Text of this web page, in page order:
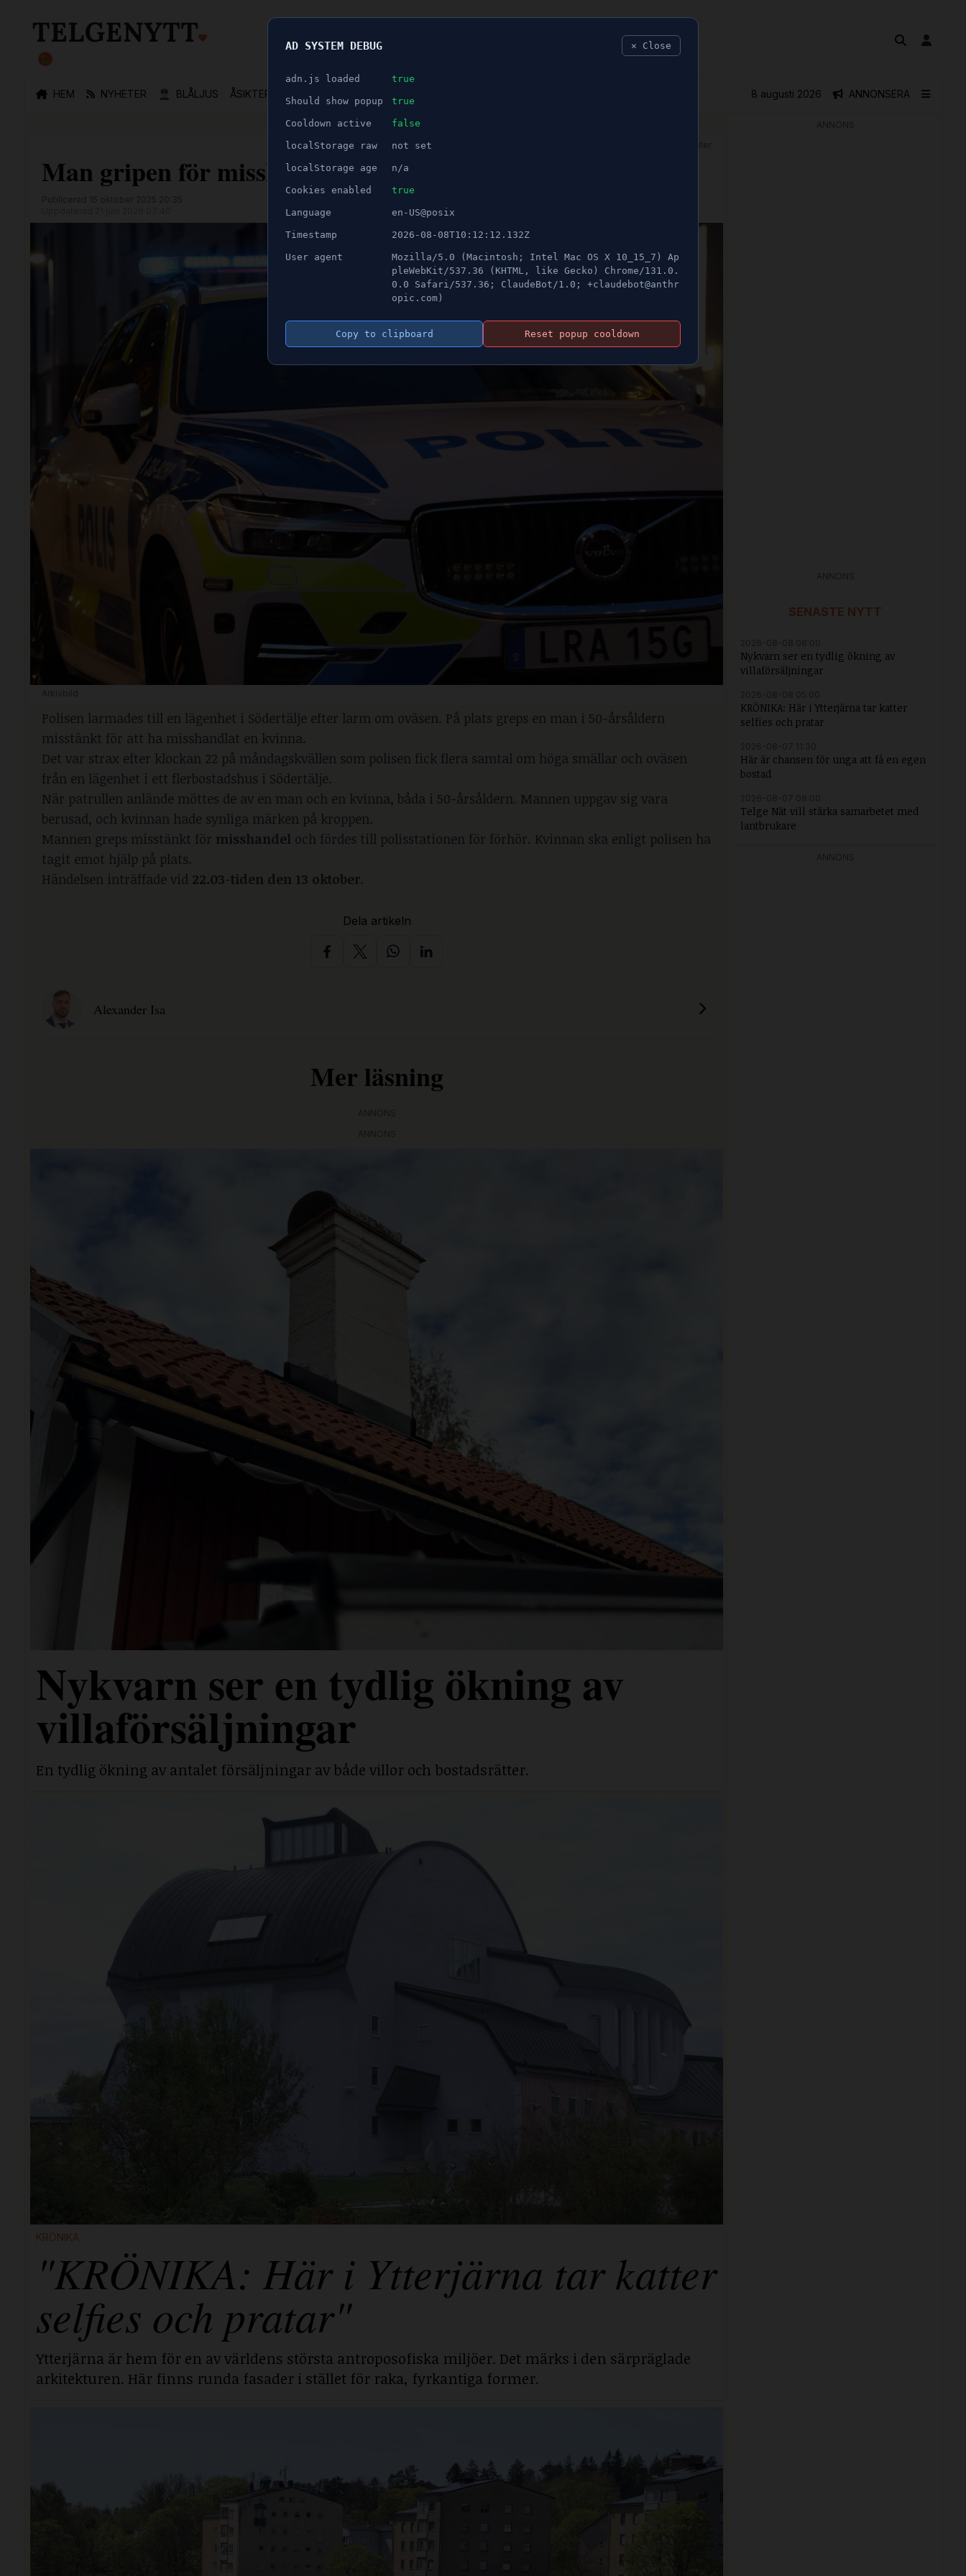
HEM NYHETER 👮🏻‍♂️ BLÅLJUS ÅSIKTER SPORT NÖJE ANNONSERA
8 augusti 2026
ANNONS
Man gripen för misshandel i Södertälje
Polisen larmades till en lägenhet i Södertälje efter larm om oväsen. På plats greps en man i 50-årsåldern
misstänkt för att ha misshandlat en kvinna.
Det var strax efter klockan 22 på måndagskvällen som polisen fick flera samtal om höga smällar och oväsen
från en lägenhet i ett flerbostadshus i Södertälje.
När patrullen anlände möttes de av en man och en kvinna, båda i 50-årsåldern. Mannen uppgav sig vara
berusad, och kvinnan hade synliga märken på kroppen.
Mannen greps misstänkt för misshandel och fördes till polisstationen för förhör. Kvinnan ska enligt polisen ha
tagit emot hjälp på plats.
Händelsen inträffade vid 22.03-tiden den 13 oktober.
Dela artikeln
Alexander Isa
Mer läsning
Nykvarn ser en tydlig ökning av
villaförsäljningar
En tydlig ökning av antalet försäljningar av både villor och bostadsrätter.
KRÖNIKA
"KRÖNIKA: Här i Ytterjärna tar katter
selfies och pratar"
Ytterjärna är hem för en av världens största antroposofiska miljöer. Det märks i den särpräglade
arkitekturen. Här finns runda fasader i stället för raka, fyrkantiga former.
SENASTE NYTT
Nykvarn ser en tydlig ökning av
villaförsäljningar
KRÖNIKA: Här i Ytterjärna tar katter
selfies och pratar
Här är chansen för unga att få en egen
bostad
Telge Nät vill stärka samarbetet med
lantbrukare
AD SYSTEM DEBUG ✕ Close
adn.js loaded true
Should show popup true
Cooldown active false
localStorage raw not set
localStorage age n/a
Cookies enabled true
Language en-US@posix
Timestamp 2026-08-08T10:12:12.132Z
User agent
Mozilla/5.0 (Macintosh; Intel Mac OS X 10_15_7) Ap
pleWebKit/537.36 (KHTML, like Gecko) Chrome/131.0.
0.0 Safari/537.36; ClaudeBot/1.0; +claudebot@anthr
opic.com)
Copy to clipboard Reset popup cooldown